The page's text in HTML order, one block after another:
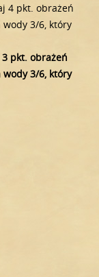
4 pkt. obrażeń
wody 3/6, który
pkt. obrażeń
wody 3/6, który